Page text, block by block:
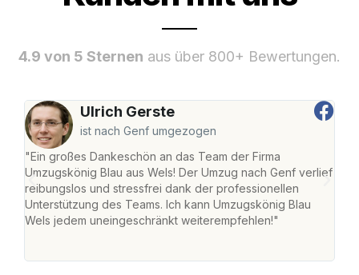
4.9 von 5 Sternen aus über 800+ Bewertungen.
Ulrich Gerste
ist nach Genf umgezogen
"Ein großes Dankeschön an das Team der Firma
Umzugskönig Blau aus Wels! Der Umzug nach Genf verlief
reibungslos und stressfrei dank der professionellen
Unterstützung des Teams. Ich kann Umzugskönig Blau
Wels jedem uneingeschränkt weiterempfehlen!"